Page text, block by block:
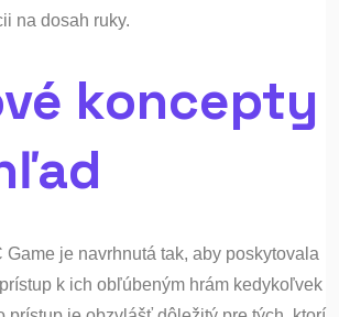
na dosah ruky.
koncepty
Game je navrhnutá tak, aby poskytovala
k ich obľúbeným hrám kedykoľvek